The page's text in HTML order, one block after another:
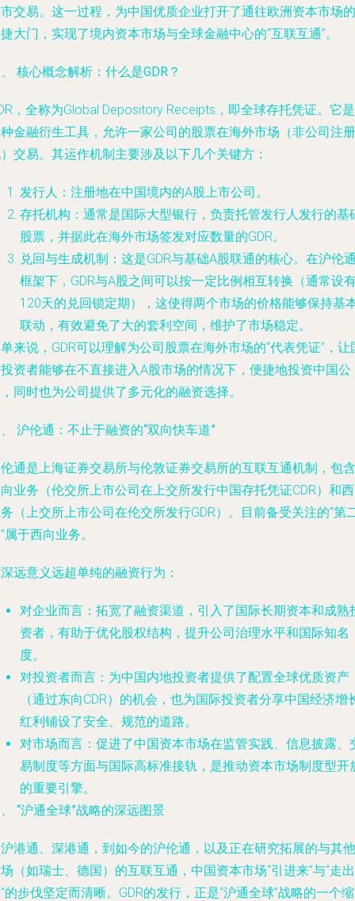
交易。这一过程，为中国优质企业打开了通往欧洲资本市场的
大门，实现了境内资本市场与全球金融中心的“互联互通”。
核心概念解析：什么是GDR？
，全称为Global Depository Receipts，即全球存托凭证。它是
金融衍生工具，允许一家公司的股票在海外市场（非公司注册
交易。其运作机制主要涉及以下几个关键方：
发行人 ：注册地在中国境内的A股上市公司。
存托机构 ：通常是国际大型银行，负责托管发行人发行的基
股票，并据此在海外市场签发对应数量的GDR。
兑回与生成机制 ：这是GDR与基础A股联通的核心。在沪伦
框架下，GDR与A股之间可以按一定比例相互转换（通常设
120天的兑回锁定期），这使得两个市场的价格能够保持基
联动，有效避免了大的套利空间，维护了市场稳定。
来说，GDR可以理解为公司股票在海外市场的“代表凭证”，让
资者能够在不直接进入A股市场的情况下，便捷地投资中国公
同时也为公司提供了多元化的融资选择。
沪伦通：不止于融资的“双向快车道”
通是上海证券交易所与伦敦证券交易所的互联互通机制，包含
业务（伦交所上市公司在上交所发行中国存托凭证CDR）和
（上交所上市公司在伦交所发行GDR）。目前备受关注的“第
属于西向业务。
远意义远超单纯的融资行为：
对企业而言 ：拓宽了融资渠道，引入了国际长期资本和成熟
资者，有助于优化股权结构，提升公司治理水平和国际知名
度。
对投资者而言 ：为中国内地投资者提供了配置全球优质资产
（通过东向CDR）的机会，也为国际投资者分享中国经济增
红利铺设了安全、规范的道路。
对市场而言 ：促进了中国资本市场在监管实践、信息披露、
易制度等方面与国际高标准接轨，是推动资本市场制度型开
的重要引擎。
“沪通全球”战略的深远图景
港通、深港通，到如今的沪伦通，以及正在研究拓展的与其他
（如瑞士、德国）的互联互通，中国资本市场“引进来”与“走出
的步伐坚定而清晰。GDR的发行，正是“沪通全球”战略的一个缩